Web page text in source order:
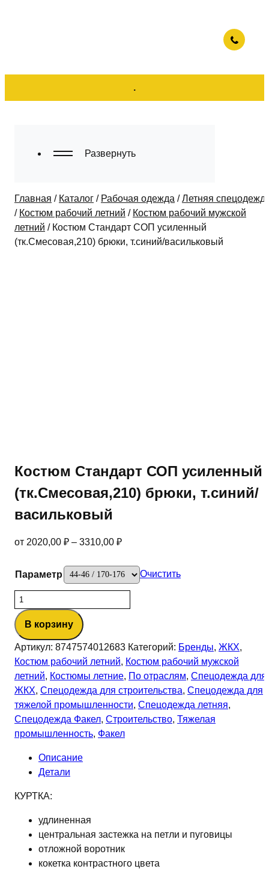
.
Главная / Каталог / Рабочая одежда /Летняя
/ Костюм рабочий летний / Костюм рабочий мужской
летний / Костюм Стандарт СОП усиленный
(тк.Смесовая,210) брюки, т.синий/васильковый
Костюм Стандарт СОП усиленный
(тк.Смесовая,210) брюки, т.синий/
васильковый
от 2020,00 ₽ – 3310,00 ₽
Параметр Очистить
Количество
товара
Костюм
Стандарт
СОП
усиленный
(тк.Смесовая,210)
брюки,
т.синий/
васильковый
В корзину
Артикул: 8747574012683 Категорий: Бренды, ЖКХ,
Костюм рабочий летний, Костюм рабочий мужской
летний, Костюмы летние, По отраслям, Спецодежда для
ЖКХ, Спецодежда для строительства, Спецодежда для
тяжелой промышленности, Спецодежда летняя,
Спецодежда Факел, Строительство, Тяжелая
промышленность, Факел
Описание
Детали
КУРТКА:
удлиненная
центральная застежка на петли и пуговицы
отложной воротник
кокетка контрастного цвета
Развернуть